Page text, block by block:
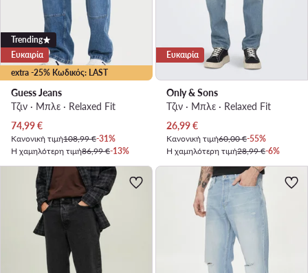
extra -25% Κωδικός: LAST
Trending
Ευκαιρία
Guess Jeans
Τζιν · Μπλε · Relaxed Fit
Τρέχουσα τιμή
74,99€
Κανονική τιμή108,99 €-31%
Η χαμηλότερη τιμή86,99 €-13%
Ευκαιρία
Only & Sons
Τζιν · Μπλε · Relaxed Fit
Τρέχουσα τιμή
26,99€
Κανονική τιμή60,00 €-55%
Η χαμηλότερη τιμή28,99 €-6%